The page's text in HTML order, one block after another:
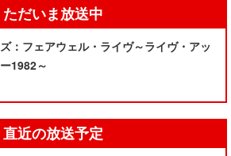
ただいま放送中
：フェアウェル・ライヴ～ライヴ・アッ
1982～
直近の放送予定